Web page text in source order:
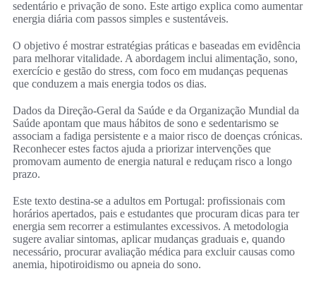
sedentário e privação de sono. Este artigo explica como aumentar
energia diária com passos simples e sustentáveis.
O objetivo é mostrar estratégias práticas e baseadas em evidência
para melhorar vitalidade. A abordagem inclui alimentação, sono,
exercício e gestão do stress, com foco em mudanças pequenas
que conduzem a mais energia todos os dias.
Dados da Direção-Geral da Saúde e da Organização Mundial da
Saúde apontam que maus hábitos de sono e sedentarismo se
associam a fadiga persistente e a maior risco de doenças crónicas.
Reconhecer estes factos ajuda a priorizar intervenções que
promovam aumento de energia natural e reduçam risco a longo
prazo.
Este texto destina-se a adultos em Portugal: profissionais com
horários apertados, pais e estudantes que procuram dicas para ter
energia sem recorrer a estimulantes excessivos. A metodologia
sugere avaliar sintomas, aplicar mudanças graduais e, quando
necessário, procurar avaliação médica para excluir causas como
anemia, hipotiroidismo ou apneia do sono.